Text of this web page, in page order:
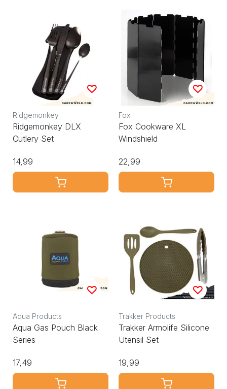
Ridgemonkey
Ridgemonkey DLX
Cutlery Set
14,99
Fox
Fox Cookware XL
Windshield
22,99
Aqua Products
Aqua Gas Pouch Black
Series
17,49
Trakker Products
Trakker Armolife Silicone
Utensil Set
19,99